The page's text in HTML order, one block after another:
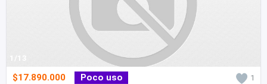
1/13
$17.890.000 Poco uso
1